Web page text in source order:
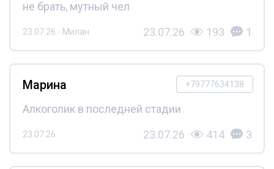
не брать, мутный чел
23.07.26 - Милан 23.07.26 193 1
+79777634138
Марина
Алкоголик в последней стадии
23.07.26 23.07.26 414 3